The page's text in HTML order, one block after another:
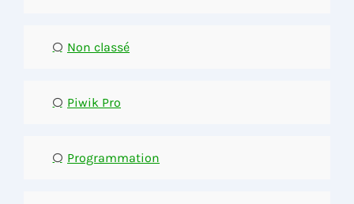
Non classé
Piwik Pro
Programmation